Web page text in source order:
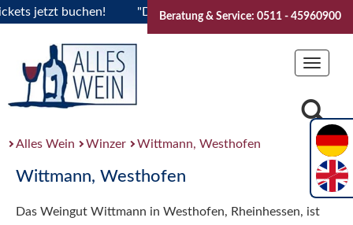
jetzt buchen! "Das Sommerfest 2026" Vive la
Beratung & Service: 0511 - 45960900
Toggle
Alles Wein Winzer Wittmann, Westhofen
Wittmann, Westhofen
Das Weingut Wittmann in Westhofen, Rheinhessen, ist